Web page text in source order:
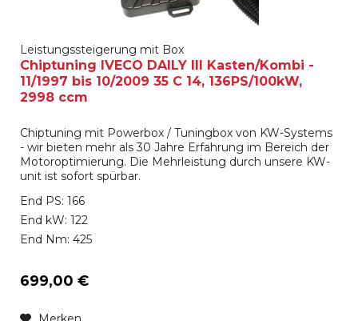
Leistungssteigerung mit Box
Chiptuning IVECO DAILY III Kasten/Kombi -
11/1997 bis 10/2009 35 C 14, 136PS/100kW,
2998 ccm
Chiptuning mit Powerbox / Tuningbox von KW-Systems
- wir bieten mehr als 30 Jahre Erfahrung im Bereich der
Motoroptimierung. Die Mehrleistung durch unsere KW-
unit ist sofort spürbar.
End PS: 166
End kW: 122
End Nm: 425
699,00 €